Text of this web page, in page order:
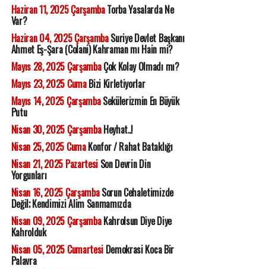
Haziran 11, 2025 ÇarşambaTorba Yasalarda Ne
Var?
Haziran 04, 2025 ÇarşambaSuriye Devlet Başkanı
Ahmet Eş-Şara (Colani) Kahraman mı Hain mi?
Mayıs 28, 2025 ÇarşambaÇok Kolay Olmadı mı?
Mayıs 23, 2025 CumaBizi Kirletiyorlar
Mayıs 14, 2025 ÇarşambaSekülerizmin En Büyük
Putu
Nisan 30, 2025 ÇarşambaHeyhat..!
Nisan 25, 2025 CumaKonfor / Rahat Bataklığı
Nisan 21, 2025 PazartesiSon Devrin Din
Yorgunları
Nisan 16, 2025 ÇarşambaSorun Cehaletimizde
Değil; Kendimizi Alim Sanmamızda
Nisan 09, 2025 ÇarşambaKahrolsun Diye Diye
Kahrolduk
Nisan 05, 2025 CumartesiDemokrasi Koca Bir
Palavra